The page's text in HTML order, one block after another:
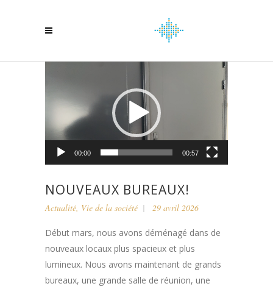
00:00 00:57
NOUVEAUX BUREAUX!
Actualité Vie de la société 29 avril 2026
Début mars, nous avons déménagé dans de
nouveaux locaux plus spacieux et plus
lumineux. Nous avons maintenant de grands
bureaux, une grande salle de réunion, une